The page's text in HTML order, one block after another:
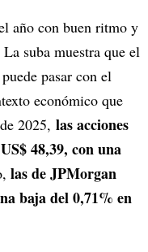
año con buen ritmo y
suba muestra que el
pasar con el
económico que
2025, las acciones
48,39, con una
las de JPMorgan
baja del 0,71% en